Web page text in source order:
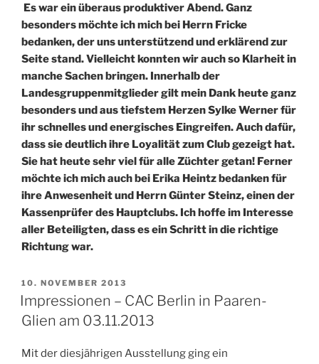
Es war ein überaus produktiver Abend. Ganz
besonders möchte ich mich bei Herrn Fricke
bedanken, der uns unterstützend und erklärend zur
Seite stand. Vielleicht konnten wir auch so Klarheit in
manche Sachen bringen. Innerhalb der
Landesgruppenmitglieder gilt mein Dank heute ganz
besonders und aus tiefstem Herzen Sylke Werner für
ihr schnelles und energisches Eingreifen. Auch dafür,
dass sie deutlich ihre Loyalität zum Club gezeigt hat.
Sie hat heute sehr viel für alle Züchter getan! Ferner
möchte ich mich auch bei Erika Heintz bedanken für
ihre Anwesenheit und Herrn Günter Steinz, einen der
Kassenprüfer des Hauptclubs. Ich hoffe im Interesse
aller Beteiligten, dass es ein Schritt in die richtige
Richtung war.
VERÖFFENTLICHT
AM
10. NOVEMBER 2013
Impressionen – CAC Berlin in Paaren-
Glien am 03.11.2013
Mit der diesjährigen Ausstellung ging ein